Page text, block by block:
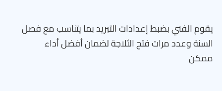
يقوم الفني بضبط إعدادات التبريد بما يتناسب مع فصل
السنة وعدد مرات فتح الثلاجة لضمان أفضل أداء
ممكن